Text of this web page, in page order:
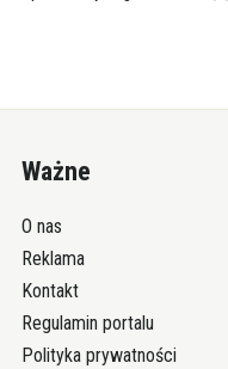
Ważne
O nas
Reklama
Kontakt
Regulamin portalu
Polityka prywatności